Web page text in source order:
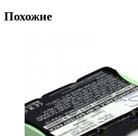
Похожие